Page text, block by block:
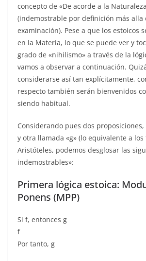
concepto de «De acorde a la
(indemostrable por definición más alla
examinación). Pese a que los estoicos
en la Materia, lo que se puede ver y
grado de «nihilismo» a través de la
vamos a observar a continuación.
considerarse así tan explícitamente,
respecto también serán bienvenidos
siendo habitual.
Considerando pues dos
y otra llamada «g» (lo equivalente a
Aristóteles, podemos desglosar las
indemostrables»:
Primera lógica estoica:
Ponens (MPP)
Si f, entonces g
f
Por tanto, g